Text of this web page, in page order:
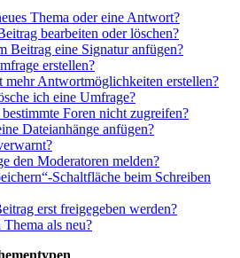
Thema oder eine Antwort?
bearbeiten oder löschen?
Beitrag eine Signatur anfügen?
erstellen?
mehr Antwortmöglichkeiten erstellen?
ich eine Umfrage?
Foren nicht zugreifen?
Dateianhänge anfügen?
den Moderatoren melden?
Schaltfläche beim Schreiben
erst freigegeben werden?
als neu?